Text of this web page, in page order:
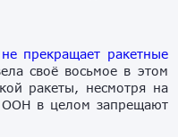
не прекращает ракетные
своё восьмое в этом
ракеты, несмотря на
ООН в целом запрещают